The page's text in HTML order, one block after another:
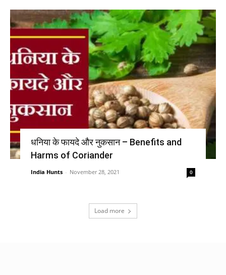
धनिया के फायदे और नुकसान – Benefits and
Harms of Coriander
India Hunts - November 28, 2021 0
Load more